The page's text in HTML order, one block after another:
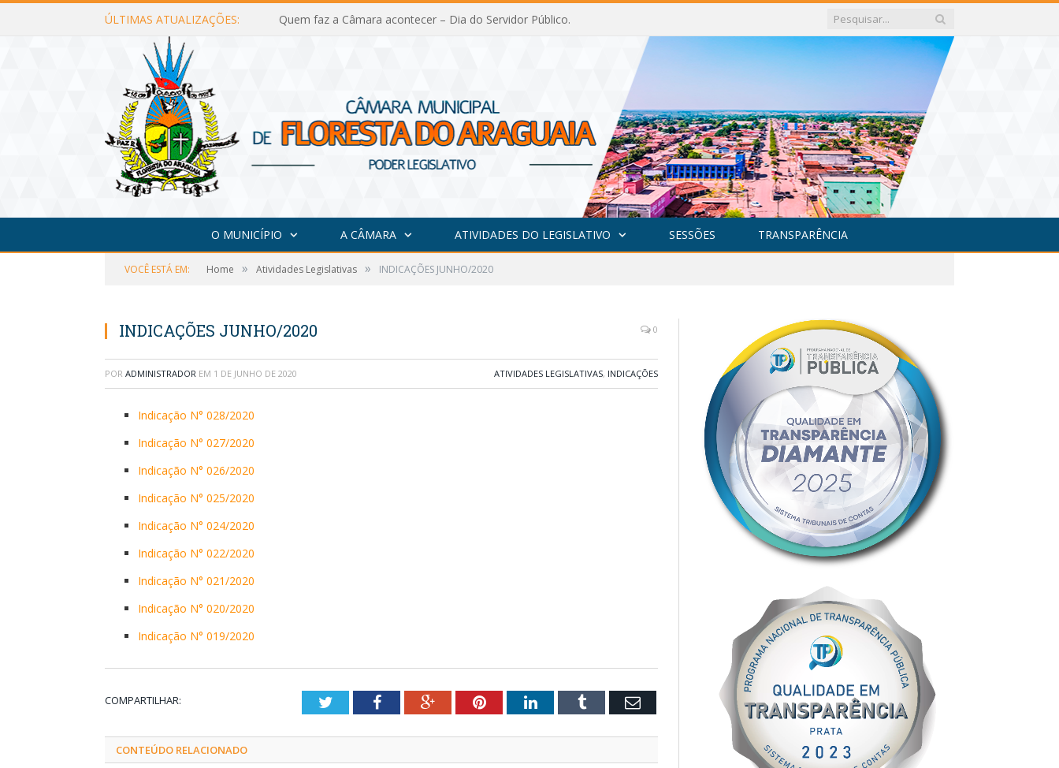
ÚLTIMAS ATUALIZAÇÕES: Quem faz a Câmara acontecer – Dia do Servidor Público.
O MUNICÍPIO A CÂMARA ATIVIDADES DO LEGISLATIVO SESSÕES TRANSPARÊNCIA
VOCÊ ESTÁ EM: Home » Atividades Legislativas » INDICAÇÕES JUNHO/2020
INDICAÇÕES JUNHO/2020 0
POR ADMINISTRADOR EM 1 DE JUNHO DE 2020 ATIVIDADES LEGISLATIVAS, INDICAÇÕES
Indicação N° 028/2020
Indicação N° 027/2020
Indicação N° 026/2020
Indicação N° 025/2020
Indicação N° 024/2020
Indicação N° 022/2020
Indicação N° 021/2020
Indicação N° 020/2020
Indicação N° 019/2020
COMPARTILHAR: TwitterFacebookGoogle+PinterestLinkedInTumblr Email
CONTEÚDO RELACIONADO